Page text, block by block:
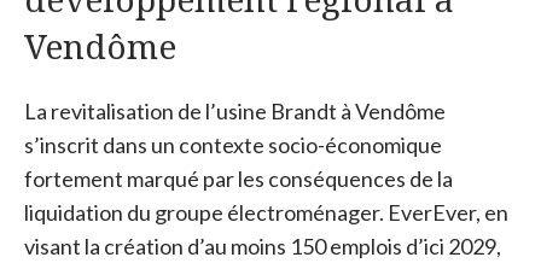
Vendôme
La revitalisation de l’usine Brandt à Vendôme
s’inscrit dans un contexte socio-économique
fortement marqué par les conséquences de la
liquidation du groupe électroménager. EverEver, en
visant la création d’au moins 150 emplois d’ici 2029,